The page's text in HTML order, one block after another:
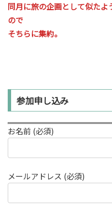
同月に旅の企画として似た
ので
そちらに集約。
参加申し込み
お名前 (必須)
メールアドレス (必須)